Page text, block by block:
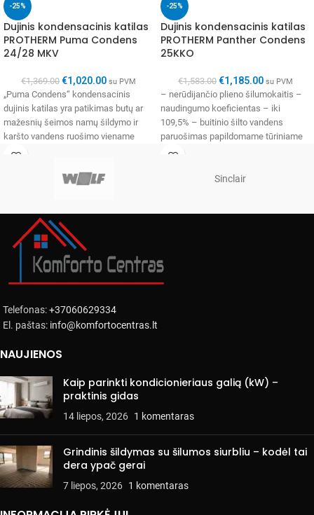
-25%
Dujinis kondensacinis katilas
PROTHERM Puma Condens
24/28 MKV
€1,369.00 €1,020.00 su PVM
„Puma Condens“ kondensacinis
dujinis katilas yra patikimas butų ar
mažesnių šeimos namų šildymo ir
karšto vandens ruošimo viename
neįprastai kompaktiškas
-25%
Dujinis kondensacinis katilas
PROTHERM Panther Condens
25KKO
€1,583.00 €1,185.00 su PVM
– nerūdijančio plieno šilumokaitis –
naudingumo koeficientas – iki
109,5% – buitinio šilto vandens
paruošimas papildomame tūriniame
vandens šildytuve –
Sinclair
Telefonas:+37060629334
El. paštas: info@komfortocentras.lt
NAUJIENOS
Kaip parinkti kondicionieriaus galią (kW) –
praktinis gidas
14 liepos, 2026 1 komentaras
Grindinis šildymas su šilumos siurbliu – kodėl tai
dera ypač gerai
7 liepos, 2026 1 komentaras